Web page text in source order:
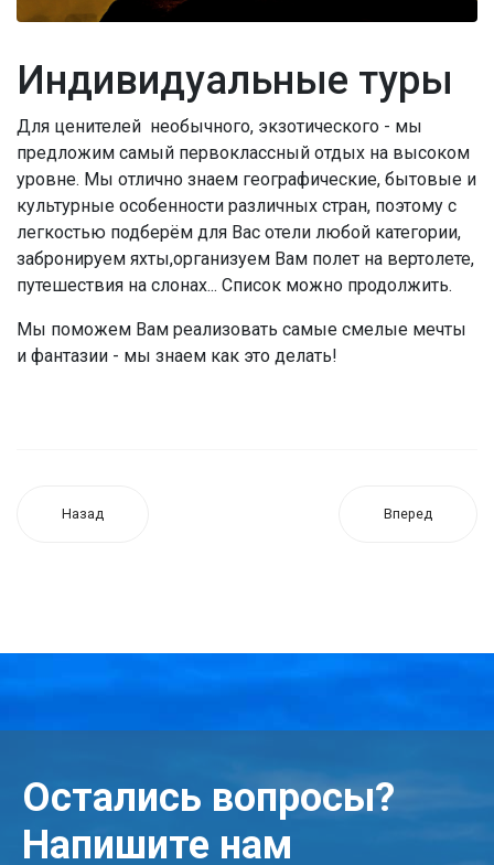
Индивидуальные туры
Для ценителей необычного, экзотического - мы
предложим самый первоклассный отдых на высоком
уровне. Мы отлично знаем географические, бытовые и
культурные особенности различных стран, поэтому с
легкостью подберём для Вас отели любой категории,
забронируем яхты,организуем Вам полет на вертолете,
путешествия на слонах... Список можно продолжить.
Мы поможем Вам реализовать самые смелые мечты
и фантазии - мы знаем как это делать!
Назад Вперед
Остались вопросы?
Напишите нам